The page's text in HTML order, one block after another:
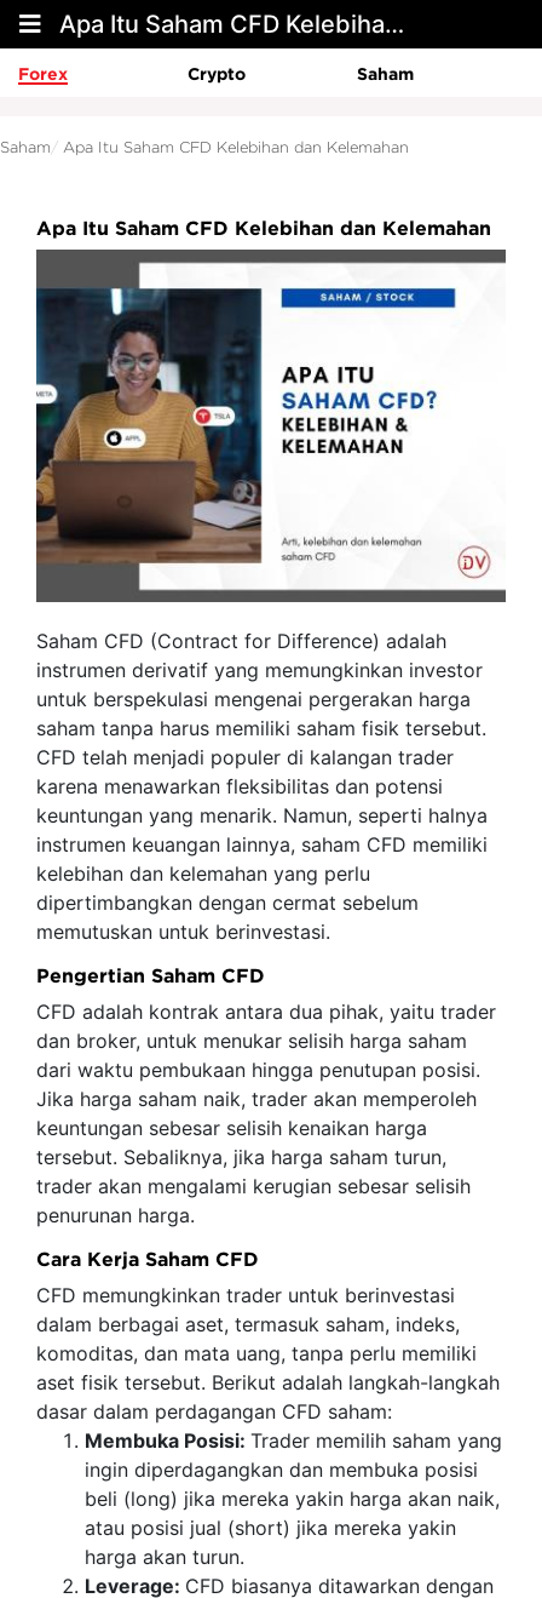
Apa Itu Saham CFD Kelebihan dan Kelemahan
Forex Crypto Saham
Saham Apa Itu Saham CFD Kelebihan dan Kelemahan
Apa Itu Saham CFD Kelebihan dan Kelemahan
Saham CFD (Contract for Difference) adalah
instrumen derivatif yang memungkinkan investor
untuk berspekulasi mengenai pergerakan harga
saham tanpa harus memiliki saham fisik tersebut.
CFD telah menjadi populer di kalangan trader
karena menawarkan fleksibilitas dan potensi
keuntungan yang menarik. Namun, seperti halnya
instrumen keuangan lainnya, saham CFD memiliki
kelebihan dan kelemahan yang perlu
dipertimbangkan dengan cermat sebelum
memutuskan untuk berinvestasi.
Pengertian Saham CFD
CFD adalah kontrak antara dua pihak, yaitu trader
dan broker, untuk menukar selisih harga saham
dari waktu pembukaan hingga penutupan posisi.
Jika harga saham naik, trader akan memperoleh
keuntungan sebesar selisih kenaikan harga
tersebut. Sebaliknya, jika harga saham turun,
trader akan mengalami kerugian sebesar selisih
penurunan harga.
Cara Kerja Saham CFD
CFD memungkinkan trader untuk berinvestasi
dalam berbagai aset, termasuk saham, indeks,
komoditas, dan mata uang, tanpa perlu memiliki
aset fisik tersebut. Berikut adalah langkah-langkah
dasar dalam perdagangan CFD saham:
Membuka Posisi: Trader memilih saham yang
ingin diperdagangkan dan membuka posisi
beli (long) jika mereka yakin harga akan naik,
atau posisi jual (short) jika mereka yakin
harga akan turun.
Leverage: CFD biasanya ditawarkan dengan